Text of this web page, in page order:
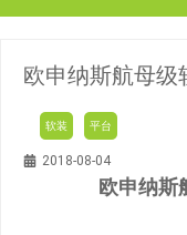
欧申纳斯航母级
软装 平台
2018-08-04
欧申纳斯